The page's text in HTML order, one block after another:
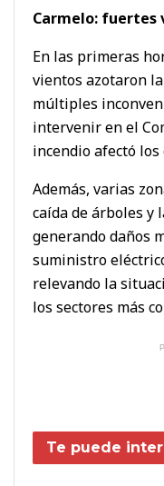
Carmelo: fuertes
En las primeras
vientos azotaron
múltiples
intervenir en el
incendio afectó
Además, varias
caída de árboles y
generando daños
suministro
relevando la
los sectores más
Te puede